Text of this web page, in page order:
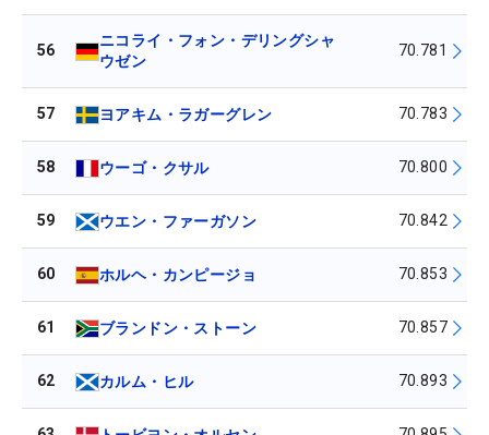
56
ニコライ・フォン・デリングシャ
ウゼン
70.781
57 ヨアキム・ラガーグレン 70.783
58 ウーゴ・クサル 70.800
59 ウエン・ファーガソン 70.842
60 ホルヘ・カンピージョ 70.853
61 ブランドン・ストーン 70.857
62 カルム・ヒル 70.893